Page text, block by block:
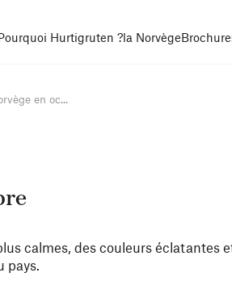
Hurtigruten ?la Norvège
en oc...
calmes, des couleurs éclatantes
pays.